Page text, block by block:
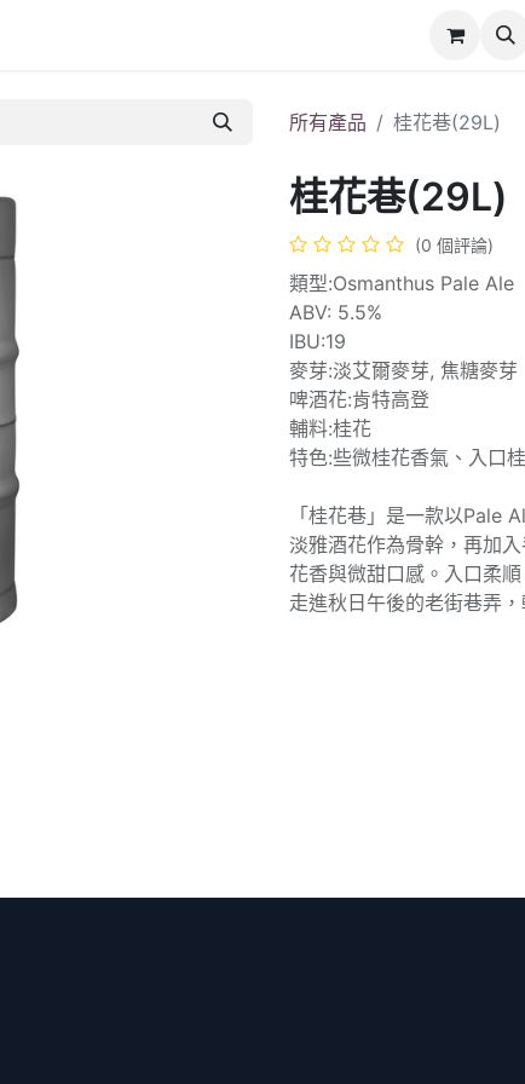
所有產品 桂花巷(29L)
桂花巷(29L)
(0 個評論)
類型:Osmanthus Pale Ale
ABV: 5.5%
IBU:19
麥芽:淡艾爾麥芽, 焦糖麥芽
啤酒花:肯特高登
輔料:桂花
特色:些微桂花香氣、入口
「桂花巷」是一款以Pale
淡雅酒花作為骨幹，再加
花香與微甜口感。入口柔
走進秋日午後的老街巷弄